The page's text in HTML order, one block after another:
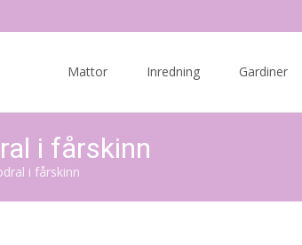
Mattor Inredning Gardiner
i fårskinn
i fårskinn